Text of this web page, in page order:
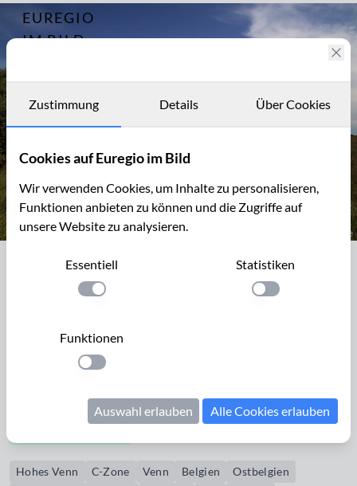
EUREGIO
IM BILD
Archiv
Kontakt
Archiv
Geführte Wanderung in einer C-Zone
des Hohen Venns
Das Fagne des Deux Séries liegt in der Nähe von Baraque
Hohes Venn C-Zone Venn Belgien
Ostbelgien
Zustimmung Details Über Cookies
Cookies auf Euregio im Bild
Wir verwenden Cookies, um Inhalte zu personalisieren,
Funktionen anbieten zu können und die Zugriffe auf
unsere Website zu analysieren.
Essentiell
Einstellung anwenden
Statistiken
Einstellung
Funktionen
Einstellung anwenden
Auswahl erlauben Alle Cookies erlauben